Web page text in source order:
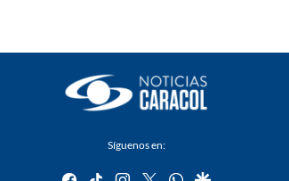
Síguenos en:
facebook
tiktok instagram
twitterwhatsapp
google